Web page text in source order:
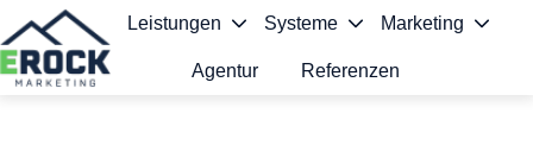
Leistungen Systeme Marketing
Agentur Referenzen